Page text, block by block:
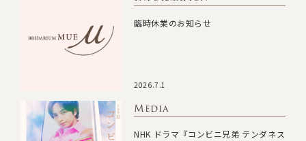
臨時休業のお知らせ
2026.7.1
Media
NHK ドラマ『コンビニ兄弟 テンダネス